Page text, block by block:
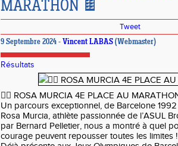
MARATHON 🍫
Tweet
9 Septembre 2024 - Vincent LABAS (Webmaster)
Résultats
🏃‍♀️ ROSA MURCIA 4E PLACE AU
Un parcours exceptionnel, de Barcelone
Rosa Murcia, athlète passionnée de l’ASUL
par Bernard Pelletier, nous a montré à quel
courage peuvent repousser toutes les limites !